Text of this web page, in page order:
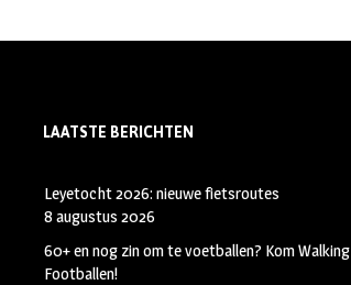
LAATSTE BERICHTEN
Leyetocht 2026: nieuwe fietsroutes
8 augustus 2026
60+ en nog zin om te voetballen? Kom Walking
Footballen!